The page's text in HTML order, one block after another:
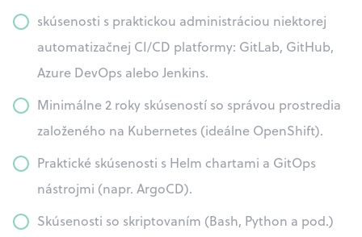
skúsenosti s praktickou administráciou niektorej
automatizačnej CI/CD platformy: GitLab, GitHub,
Azure DevOps alebo Jenkins.
Minimálne 2 roky skúseností so správou prostredia
založeného na Kubernetes (ideálne OpenShift).
Praktické skúsenosti s Helm chartami a GitOps
nástrojmi (napr. ArgoCD).
Skúsenosti so skriptovaním (Bash, Python a pod.)